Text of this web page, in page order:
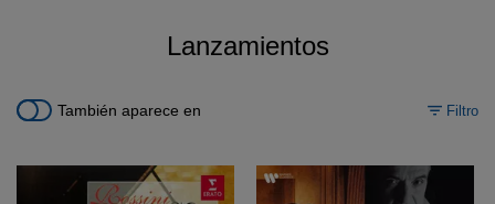
Lanzamientos
También aparece en Filtro